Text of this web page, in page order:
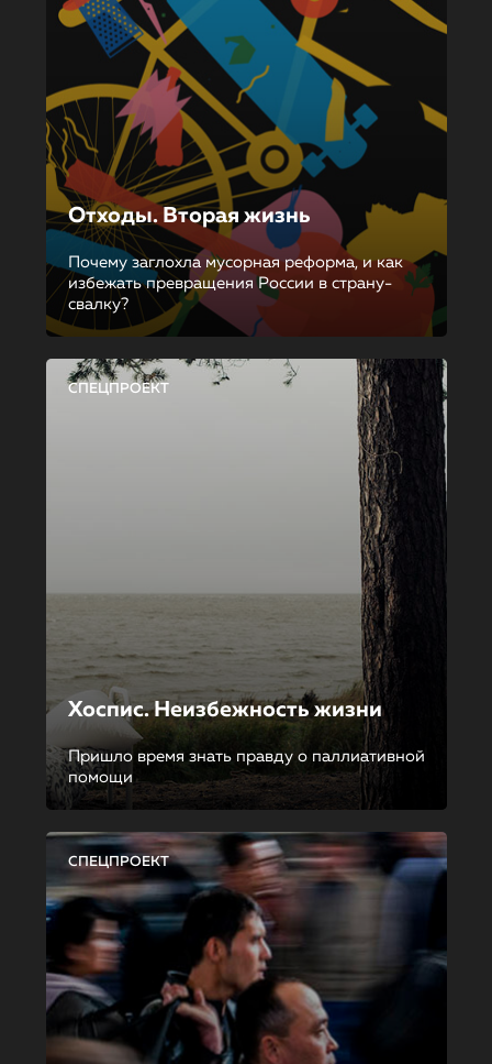
Отходы. Вторая жизнь
Почему заглохла мусорная реформа, и как
избежать превращения России в страну-
свалку?
СПЕЦПРОЕКТ
Хоспис. Неизбежность жизни
Пришло время знать правду о паллиативной
помощи
СПЕЦПРОЕКТ